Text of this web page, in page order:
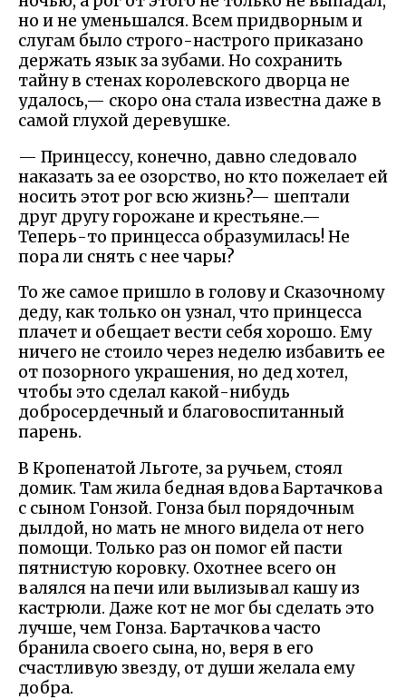
но и не уменьшался. Всем придворным и
слугам было строго-настрого приказано
держать язык за зубами. Но сохранить
тайну в стенах королевского дворца не
удалось,— скоро она стала известна даже в
самой глухой деревушке.
— Принцессу, конечно, давно следовало
наказать за ее озорство, но кто пожелает ей
носить этот рог всю жизнь?— шептали
друг другу горожане и крестьяне.—
Теперь-то принцесса образумилась! Не
пора ли снять с нее чары?
То же самое пришло в голову и Сказочному
деду, как только он узнал, что принцесса
плачет и обещает вести себя хорошо. Ему
ничего не стоило через неделю избавить ее
от позорного украшения, но дед хотел,
чтобы это сделал какой-нибудь
добросердечный и благовоспитанный
парень.
В Кропенатой Льготе, за ручьем, стоял
домик. Там жила бедная вдова Бартачкова
с сыном Гонзой. Гонза был порядочным
дылдой, но мать не много видела от него
помощи. Только раз он помог ей пасти
пятнистую коровку. Охотнее всего он
валялся на печи или вылизывал кашу из
кастрюли. Даже кот не мог бы сделать это
лучше, чем Гонза. Бартачкова часто
бранила своего сына, но, веря в его
счастливую звезду, от души желала ему
добра.